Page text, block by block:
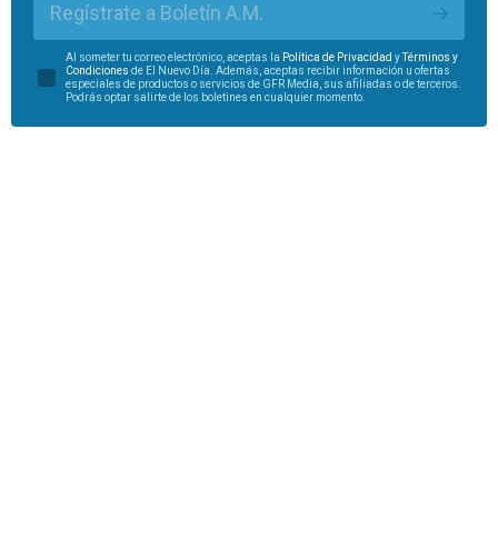
Regístrate a Boletín A.M.
Al someter tu correo electrónico, aceptas la Política de Privacidad yTérminos y
Condiciones de El Nuevo Día. Además, aceptas recibir información u ofertas
especiales de productos o servicios de GFR Media, sus afiliadas o de terceros.
Podrás optar salirte de los boletines en cualquier momento.